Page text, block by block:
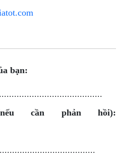
bạn:
cần phản hồi):